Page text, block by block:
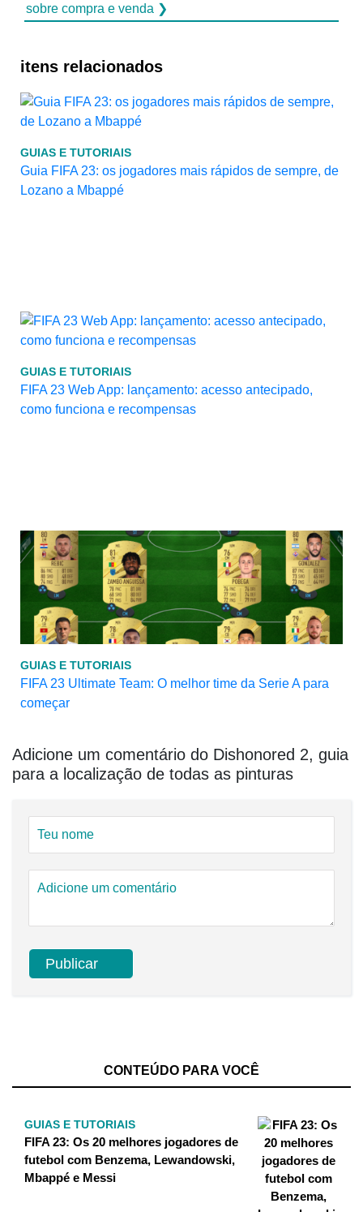
sobre compra e venda ❯
itens relacionados
GUIAS E TUTORIAIS
Guia FIFA 23: os jogadores mais rápidos de sempre, de
Lozano a Mbappé
GUIAS E TUTORIAIS
FIFA 23 Web App: lançamento: acesso antecipado,
como funciona e recompensas
GUIAS E TUTORIAIS
FIFA 23 Ultimate Team: O melhor time da Serie A para
começar
Adicione um comentário do Dishonored 2, guia
para a localização de todas as pinturas
CONTEÚDO PARA VOCÊ
GUIAS E TUTORIAIS
FIFA 23: Os 20 melhores jogadores de
futebol com Benzema, Lewandowski,
Mbappé e Messi